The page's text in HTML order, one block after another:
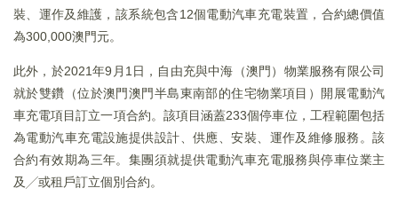
裝、運作及維護，該系統包含12個電動汽車充電裝置，合約總價值
為300,000澳門元。
此外，於2021年9月1日，自由充與中海（澳門）物業服務有限公司
就於雙鑽（位於澳門澳門半島東南部的住宅物業項目）開展電動汽
車充電項目訂立一項合約。該項目涵蓋233個停車位，工程範圍包括
為電動汽車充電設施提供設計、供應、安裝、運作及維修服務。該
合約有效期為三年。集團須就提供電動汽車充電服務與停車位業主
及╱或租戶訂立個別合約。